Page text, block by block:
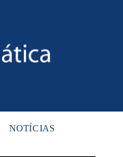
NOTÍCIAS